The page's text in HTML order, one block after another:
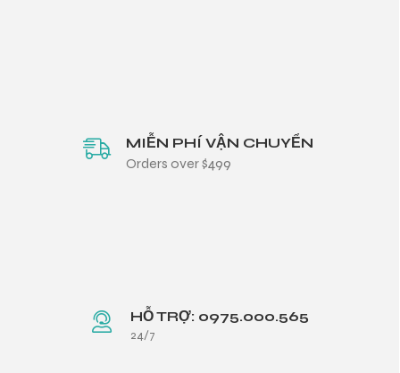
MIỄN PHÍ VẬN CHUYỂN
Orders over $499
HỖ TRỢ: 0975.000.565
24/7